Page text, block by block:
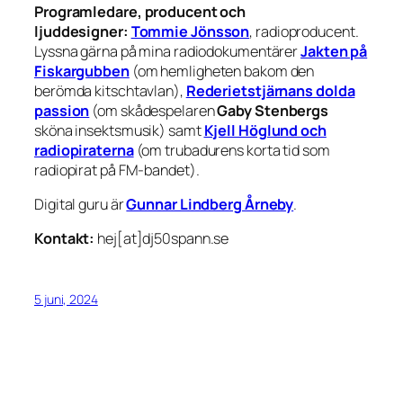
Programledare, producent och
ljuddesigner: Tommie Jönsson, radioproducent.
Lyssna gärna på mina radiodokumentärerJakten på
Fiskargubben (om hemligheten bakom den
berömda kitschtavlan), Rederietstjärnans dolda
passion (om skådespelarenGaby Stenbergs
sköna insektsmusik) samtKjell Höglund och
radiopiraterna(om trubadurens korta tid som
radiopirat på FM-bandet).
Digital guru ärGunnar Lindberg Årneby.
Kontakt: hej[at]dj50spann.se
5 juni, 2024